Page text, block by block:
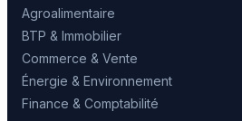
Agroalimentaire
BTP & Immobilier
Commerce & Vente
Énergie & Environnement
Finance & Comptabilité